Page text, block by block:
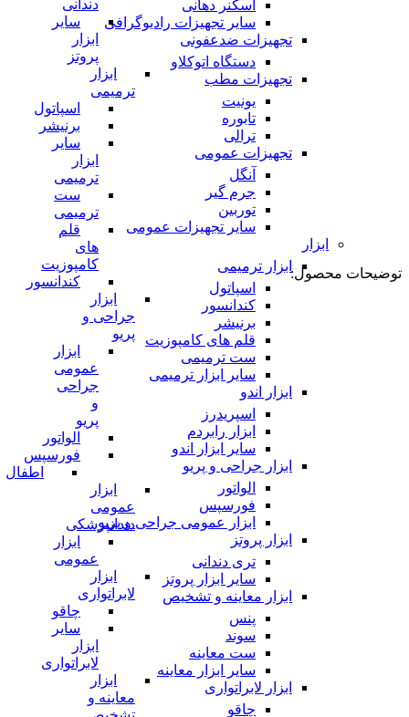
دندانی
سایر
ابزار
پروتز
ابزار
ترمیمی
اسپاتول
برنیشر
سایر
ابزار
ترمیمی
ست
ترمیمی
قلم
های
کامپوزیت
کندانسور
ابزار
جراحی و
پریو
ابزار
عمومی
جراحی
و
پریو
الواتور
فورسپس
اطفال
ابزار
عمومی
دندانپزشکی
ابزار
عمومی
ابزار
لابراتواری
چاقو
سایر
ابزار
لابراتواری
ابزار
معاینه و
اسکنر دهانی
سایر تجهیزات رادیوگرافی
تجهیزات ضدعفونی
دستگاه اتوکلاو
تجهیزات مطب
یونیت
تابوره
ترالی
تجهیزات عمومی
آنگل
جرم گیر
توربین
سایر تجهیزات عمومی
ابزار
ابزار ترمیمی
اسپاتول
کندانسور
برنیشر
قلم های کامپوزیت
ست ترمیمی
سایر ابزار ترمیمی
ابزار اندو
اسپریدرز
ابزار رابردم
سایر ابزار اندو
ابزار جراحی و پریو
الواتور
فورسپس
ابزار عمومی جراحی و پریو
ابزار پروتز
تری دندانی
سایر ابزار پروتز
ابزار معاینه و تشخیص
پنس
سوند
ست معاینه
سایر ابزار معاینه
ابزار لابراتواری
چاقو
توضیحات محصول: